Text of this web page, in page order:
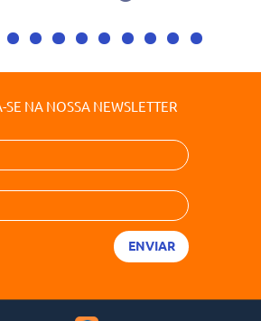
SE NA NOSSA NEWSLETTER